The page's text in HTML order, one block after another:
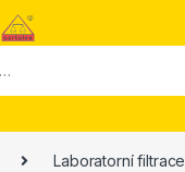
Laboratorní filtrace